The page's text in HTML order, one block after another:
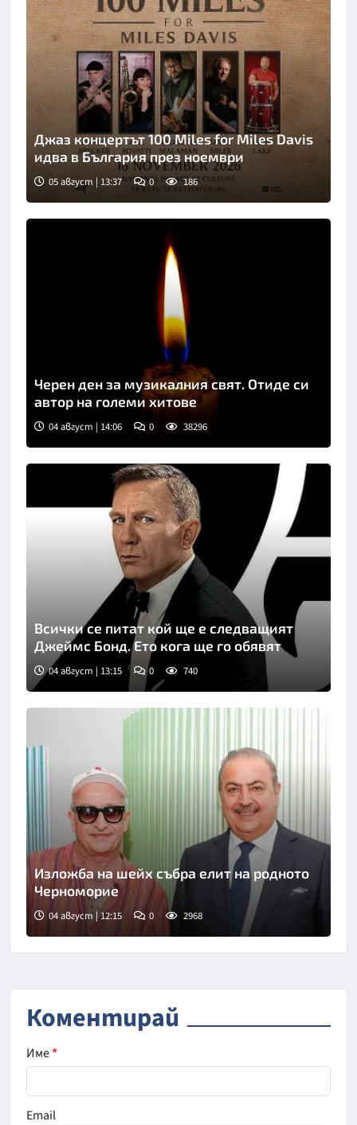
Джаз концертът 100 Miles for Miles Davis
идва в България през ноември
05 август | 13:37 0 186
Черен ден за музикалния свят. Отиде си
автор на големи хитове
04 август | 14:06 0 38296
Всички се питат кой ще е следващият
Джеймс Бонд. Ето кога ще го обявят
04 август | 13:15 0 740
Изложба на шейх събра елит на родното
Черноморие
04 август | 12:15 0 2968
Коментирай
Име*
Email